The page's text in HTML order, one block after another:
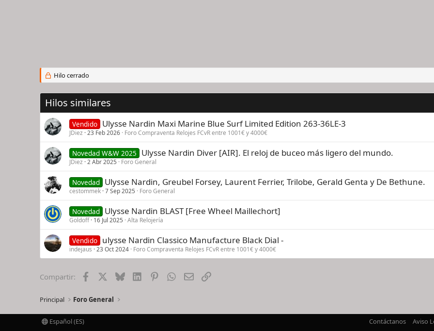
Hilo cerrado
Hilos similares
Vendido Ulysse Nardin Maxi Marine Blue Surf Limited Edition 263-36LE-3
JDiez 23 Feb 2026 Foro Compraventa Relojes FCvR entre 1001€ y 4000€
Novedad W&W 2025 Ulysse Nardin Diver [AIR]. El reloj de buceo más ligero del mundo.
JDiez 2 Abr 2025 Foro General
Novedad Ulysse Nardin, Greubel Forsey, Laurent Ferrier, Trilobe, Gerald Genta y De Bethune.
cestommek 7 Sep 2025 Foro General
Novedad Ulysse Nardin BLAST [Free Wheel Maillechort]
Goldoff 16 Jul 2025 Alta Relojería
Vendido ulysse Nardin Classico Manufacture Black Dial -
indejaus 23 Oct 2024 Foro Compraventa Relojes FCvR entre 1001€ y 4000€
Compartir: Facebook BlueskyLinkedInPinterestWhatsApp
EmailEnlace
Principal Foro General
Español (ES) Contáctanos Aviso